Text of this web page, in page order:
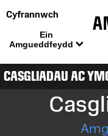
Cyfrannwch
Ein
Amgueddfeydd
CASGLIADAU AC